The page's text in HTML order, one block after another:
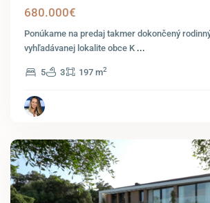
680.000€
Ponúkame na predaj takmer dokončený
vyhľadávanej lokalite obce K ...
5 3 197 m2
Sotogrande